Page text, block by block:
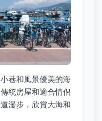
巷和風景優美的海
統房屋和適合情侶
漫步，欣賞大海和